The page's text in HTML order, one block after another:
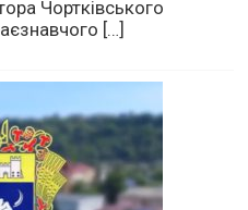
Чортківського
[…]